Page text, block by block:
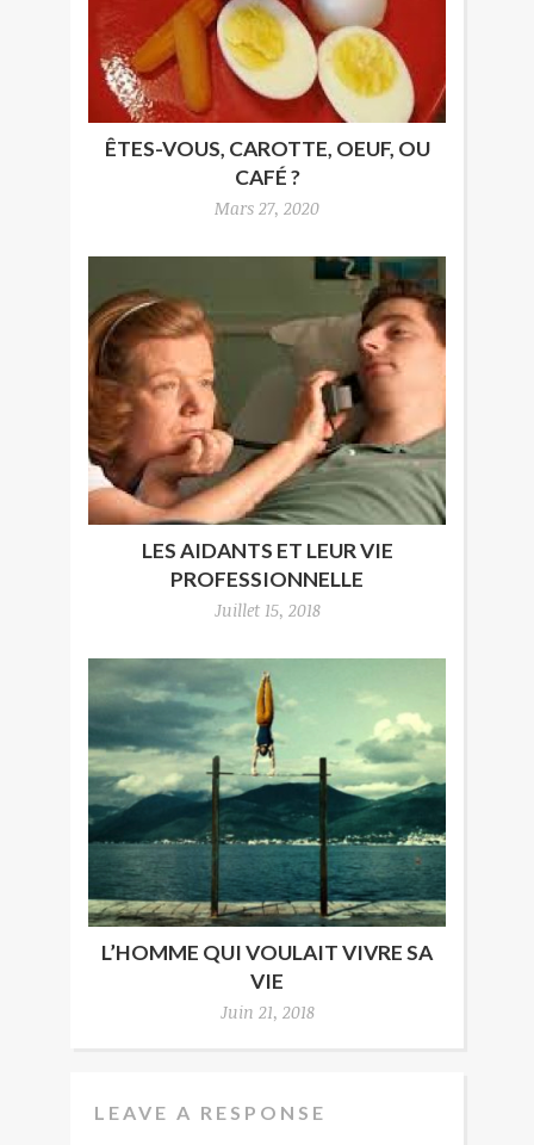
ÊTES-VOUS, CAROTTE, OEUF, OU
CAFÉ ?
Mars 27, 2020
LES AIDANTS ET LEUR VIE
PROFESSIONNELLE
Juillet 15, 2018
L’HOMME QUI VOULAIT VIVRE SA
VIE
Juin 21, 2018
LEAVE A RESPONSE